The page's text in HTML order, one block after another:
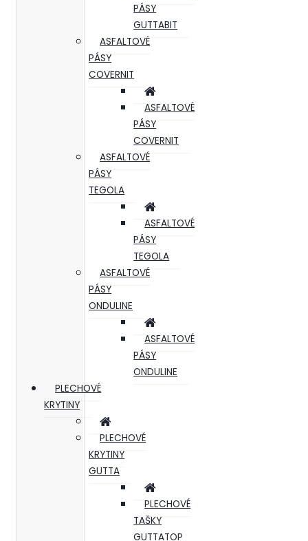
PÁSY
GUTTABIT
ASFALTOVÉ
PÁSY
COVERNIT
ASFALTOVÉ
PÁSY
COVERNIT
ASFALTOVÉ
PÁSY
TEGOLA
ASFALTOVÉ
PÁSY
TEGOLA
ASFALTOVÉ
PÁSY
ONDULINE
ASFALTOVÉ
PÁSY
ONDULINE
PLECHOVÉ
KRYTINY
PLECHOVÉ
KRYTINY
GUTTA
PLECHOVÉ
TAŠKY
GUTTATOP